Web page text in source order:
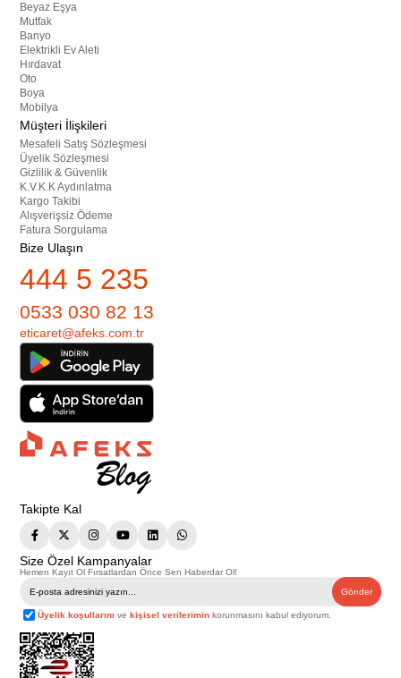
Beyaz Eşya
Mutfak
Banyo
Elektrikli Ev Aleti
Hırdavat
Oto
Boya
Mobilya
Müşteri İlişkileri
Mesafeli Satış Sözleşmesi
Üyelik Sözleşmesi
Gizlilik & Güvenlik
K.V.K.K Aydınlatma
Kargo Takibi
Alışverişsiz Ödeme
Fatura Sorgulama
Bize Ulaşın
444 5 235
0533 030 82 13
eticaret@afeks.com.tr
Takipte Kal
Size Özel Kampanyalar
Hemen Kayıt Ol Fırsatlardan Önce Sen Haberdar Ol!
Gönder
Üyelik koşullarını vekişisel verilerimin korunmasını kabul ediyorum.